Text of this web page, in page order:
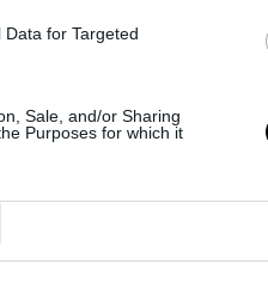
for Targeted
Sale, and/or Sharing
Purposes for which it